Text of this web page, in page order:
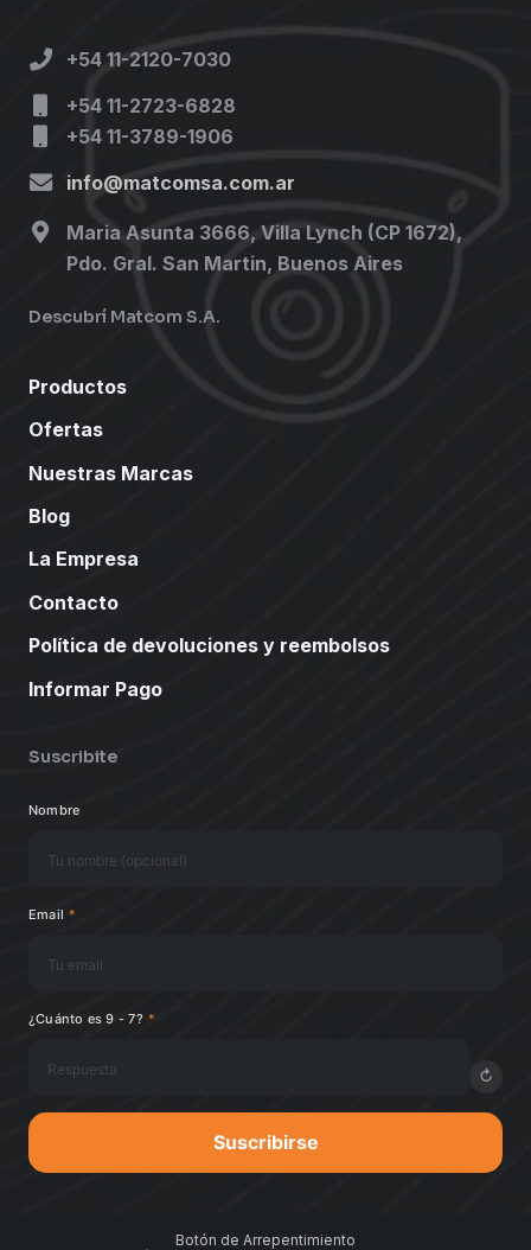
+54 11-2120-7030
+54 11-2723-6828
+54 11-3789-1906
info@matcomsa.com.ar
Maria Asunta 3666, Villa Lynch (CP 1672),
Pdo. Gral. San Martin, Buenos Aires
Descubrí Matcom S.A.
Productos
Ofertas
Nuestras Marcas
Blog
La Empresa
Contacto
Política de devoluciones y reembolsos
Informar Pago
Suscribite
Nombre
Email *
¿Cuánto es 9 - 7? *
↻
Suscribirse
Botón de Arrepentimiento